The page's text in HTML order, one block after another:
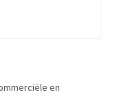
en